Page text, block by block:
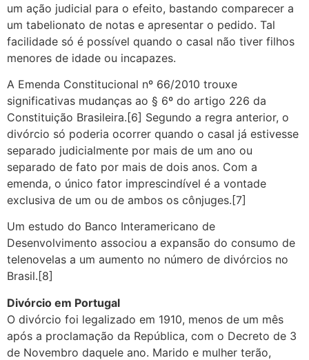
um ação judicial para o efeito, bastando comparecer a
um tabelionato de notas e apresentar o pedido. Tal
facilidade só é possível quando o casal não tiver filhos
menores de idade ou incapazes.
A Emenda Constitucional nº 66/2010 trouxe
significativas mudanças ao § 6º do artigo 226 da
Constituição Brasileira.[6] Segundo a regra anterior, o
divórcio só poderia ocorrer quando o casal já estivesse
separado judicialmente por mais de um ano ou
separado de fato por mais de dois anos. Com a
emenda, o único fator imprescindível é a vontade
exclusiva de um ou de ambos os cônjuges.[7]
Um estudo do Banco Interamericano de
Desenvolvimento associou a expansão do consumo de
telenovelas a um aumento no número de divórcios no
Brasil.[8]
Divórcio em Portugal
O divórcio foi legalizado em 1910, menos de um mês
após a proclamação da República, com o Decreto de 3
de Novembro daquele ano. Marido e mulher terão,